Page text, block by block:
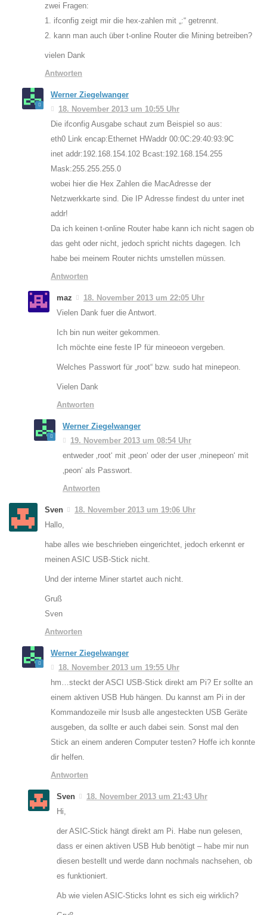
zwei Fragen:
1. ifconfig zeigt mir die hex-zahlen mit „:“ getrennt.
2. kann man auch über t-online Router die Mining betreiben?
vielen Dank
Antworten
Werner Ziegelwanger
18. November 2013 um 10:55 Uhr
Die ifconfig Ausgabe schaut zum Beispiel so aus:
eth0 Link encap:Ethernet HWaddr 00:0C:29:40:93:9C
inet addr:192.168.154.102 Bcast:192.168.154.255
Mask:255.255.255.0
wobei hier die Hex Zahlen die MacAdresse der
Netzwerkkarte sind. Die IP Adresse findest du unter inet
addr!
Da ich keinen t-online Router habe kann ich nicht sagen ob
das geht oder nicht, jedoch spricht nichts dagegen. Ich
habe bei meinem Router nichts umstellen müssen.
Antworten
maz
18. November 2013 um 22:05 Uhr
Vielen Dank fuer die Antwort.
Ich bin nun weiter gekommen.
Ich möchte eine feste IP für mineoeon vergeben.
Welches Passwort für „root“ bzw. sudo hat minepeon.
Vielen Dank
Antworten
Werner Ziegelwanger
19. November 2013 um 08:54 Uhr
entweder ‚root‘ mit ‚peon‘ oder der user ‚minepeon‘ mit
‚peon‘ als Passwort.
Antworten
Sven
18. November 2013 um 19:06 Uhr
Hallo,
habe alles wie beschrieben eingerichtet, jedoch erkennt er
meinen ASIC USB-Stick nicht.
Und der interne Miner startet auch nicht.
Gruß
Sven
Antworten
Werner Ziegelwanger
18. November 2013 um 19:55 Uhr
hm…steckt der ASCI USB-Stick direkt am Pi? Er sollte an
einem aktiven USB Hub hängen. Du kannst am Pi in der
Kommandozeile mir lsusb alle angesteckten USB Geräte
ausgeben, da sollte er auch dabei sein. Sonst mal den
Stick an einem anderen Computer testen? Hoffe ich konnte
dir helfen.
Antworten
Sven
18. November 2013 um 21:43 Uhr
Hi,
der ASIC-Stick hängt direkt am Pi. Habe nun gelesen,
dass er einen aktiven USB Hub benötigt – habe mir nun
diesen bestellt und werde dann nochmals nachsehen, ob
es funktioniert.
Ab wie vielen ASIC-Sticks lohnt es sich eig wirklich?